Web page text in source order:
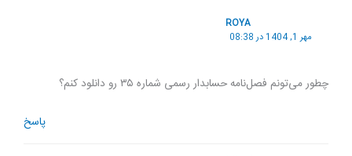
ROYA
مهر 1, 1404 در 08:38
چطور می‌تونم فصل‌نامه حسابدار رسمی شماره ۳۵ رو دانلود کنم؟
پاسخ